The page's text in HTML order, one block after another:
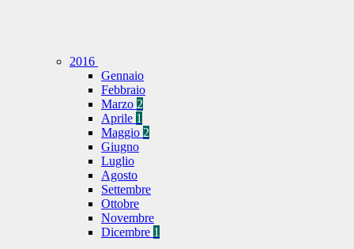
2016
Gennaio
Febbraio
Marzo 2
Aprile 1
Maggio 2
Giugno
Luglio
Agosto
Settembre
Ottobre
Novembre
Dicembre 1